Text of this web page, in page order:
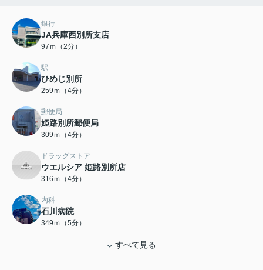
銀行
JA兵庫西別所支店
97ｍ（2分）
駅
ひめじ別所
259ｍ（4分）
郵便局
姫路別所郵便局
309ｍ（4分）
ドラッグストア
ウエルシア 姫路別所店
316ｍ（4分）
内科
石川病院
349ｍ（5分）
すべて見る